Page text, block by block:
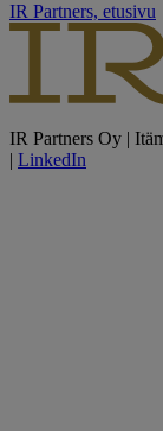
IR Partners, etusivu
IR Partners Oy |
| LinkedIn